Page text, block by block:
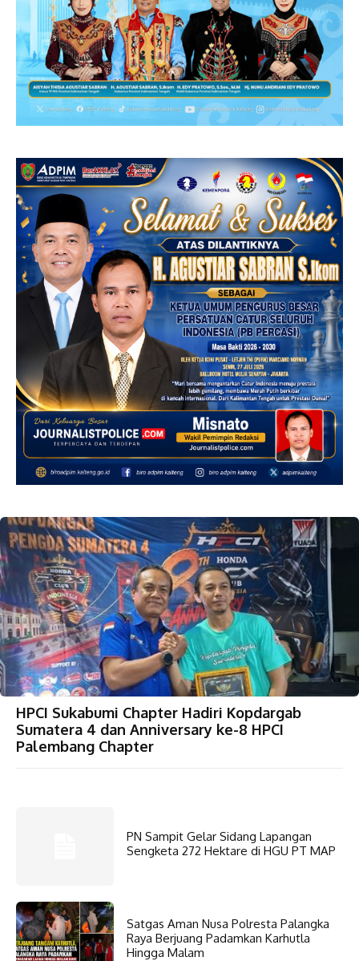
HPCI Sukabumi Chapter Hadiri Kopdargab
Sumatera 4 dan Anniversary ke-8 HPCI
Palembang Chapter
PN Sampit Gelar Sidang Lapangan
Sengketa 272 Hektare di HGU PT MAP
Satgas Aman Nusa Polresta Palangka
Raya Berjuang Padamkan Karhutla
Hingga Malam